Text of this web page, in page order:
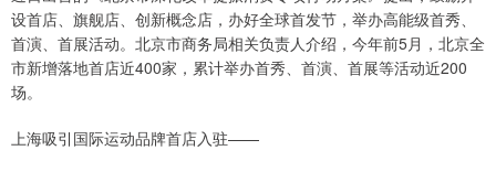
设首店、旗舰店、创新概念店，办好全球首发节，举办高能级首秀、
首演、首展活动。北京市商务局相关负责人介绍，今年前5月，北京全
市新增落地首店近400家，累计举办首秀、首演、首展等活动近200
场。
上海吸引国际运动品牌首店入驻——